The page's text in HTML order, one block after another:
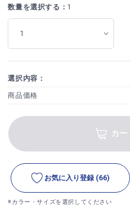
数量を選択する： 1
選択内容：
商品価格
カー
お気に入り登録 (66)
※カラー・サイズを選択してください